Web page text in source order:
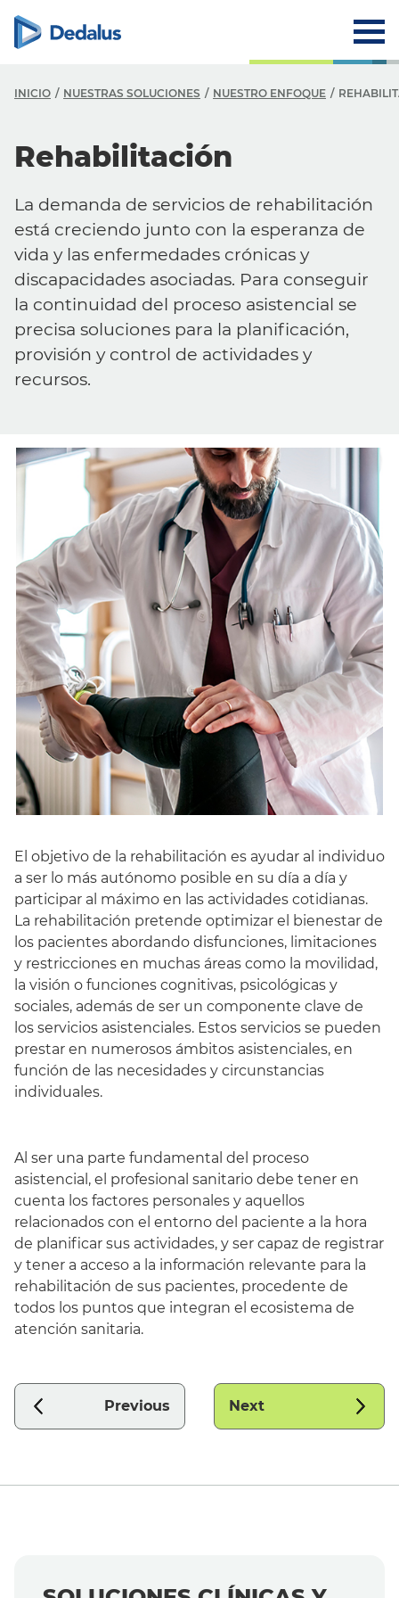
Español
INICIO NUESTRAS SOLUCIONES NUESTRO ENFOQUE
Rehabilitación
La demanda de servicios de rehabilitación
está creciendo junto con la esperanza de
vida y las enfermedades crónicas y
discapacidades asociadas. Para conseguir
la continuidad del proceso asistencial se
precisa soluciones para la planificación,
provisión y control de actividades y
recursos.
El objetivo de la rehabilitación es ayudar al individuo
a ser lo más autónomo posible en su día a día y
participar al máximo en las actividades cotidianas.
La rehabilitación pretende optimizar el bienestar de
los pacientes abordando disfunciones, limitaciones
y restricciones en muchas áreas como la movilidad,
la visión o funciones cognitivas, psicológicas y
sociales, además de ser un componente clave de
los servicios asistenciales. Estos servicios se pueden
prestar en numerosos ámbitos asistenciales, en
función de las necesidades y circunstancias
individuales.
Al ser una parte fundamental del proceso
asistencial, el profesional sanitario debe tener en
cuenta los factores personales y aquellos
relacionados con el entorno del paciente a la hora
de planificar sus actividades, y ser capaz de registrar
y tener a acceso a la información relevante para la
rehabilitación de sus pacientes, procedente de
todos los puntos que integran el ecosistema de
atención sanitaria.
Previous Next